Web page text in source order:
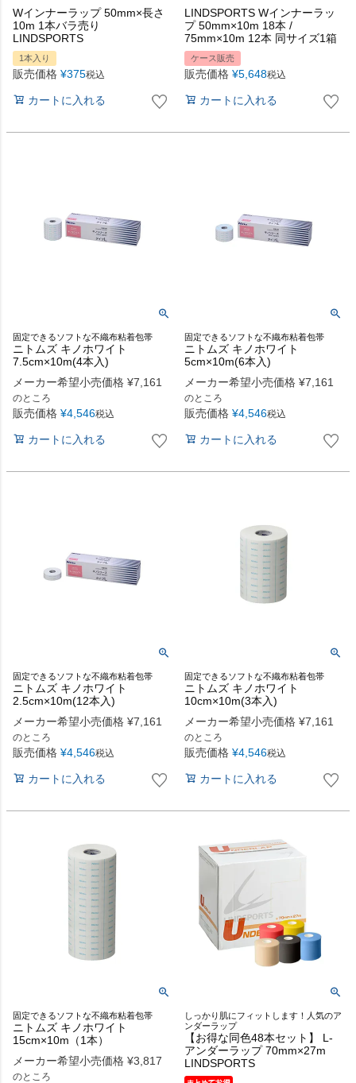
Wインナーラップ 50mm×長さ
10m 1本バラ売り
LINDSPORTS
1本入り
販売価格 ¥375税込
カートに入れる
LINDSPORTS Wインナーラッ
プ 50mm×10m 18本 /
75mm×10m 12本 同サイズ1箱
ケース販売
販売価格 ¥5,648税込
カートに入れる
固定できるソフトな不織布粘着包帯
ニトムズ キノホワイト
7.5cm×10m(4本入)
メーカー希望小売価格 ¥7,161
のところ
販売価格 ¥4,546税込
カートに入れる
固定できるソフトな不織布粘着包帯
ニトムズ キノホワイト
5cm×10m(6本入)
メーカー希望小売価格 ¥7,161
のところ
販売価格 ¥4,546税込
カートに入れる
固定できるソフトな不織布粘着包帯
ニトムズ キノホワイト
2.5cm×10m(12本入)
メーカー希望小売価格 ¥7,161
のところ
販売価格 ¥4,546税込
カートに入れる
固定できるソフトな不織布粘着包帯
ニトムズ キノホワイト
10cm×10m(3本入)
メーカー希望小売価格 ¥7,161
のところ
販売価格 ¥4,546税込
カートに入れる
固定できるソフトな不織布粘着包帯
ニトムズ キノホワイト
15cm×10m（1本）
メーカー希望小売価格 ¥3,817
のところ
しっかり肌にフィットします！人気のア
ンダーラップ
【お得な同色48本セット】 L-
アンダーラップ 70mm×27m
LINDSPORTS